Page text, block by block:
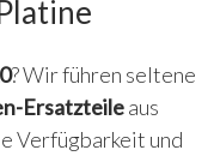
? Wir führen seltene
Ersatzteileaus
Verfügbarkeit und